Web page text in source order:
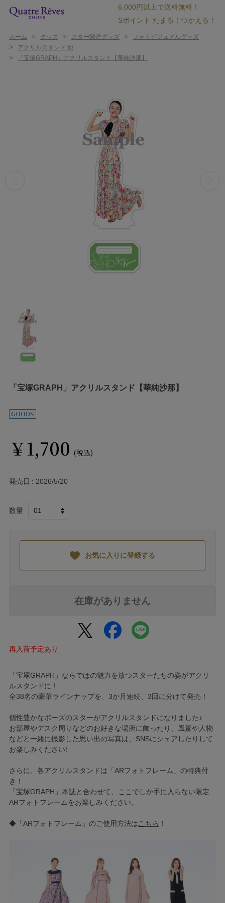
6,000円以上で送料無料！
Sポイント たまる！つかえる！
ホーム > グッズ > スター関連グッズ > フォトビジュアルグッズ
> アクリルスタンド 他
> 「宝塚GRAPH」アクリルスタンド【華純沙那】
「宝塚GRAPH」アクリルスタンド【華純沙那】
￥1,700 (税込)
発売日 2026/5/20
数量
お気に入りに登録する
在庫がありません
再入荷予定あり
「宝塚GRAPH」ならではの魅力を放つスターたちの姿がアクリ
ルスタンドに！
全38名の豪華ラインナップを、3か月連続、3回に分けて発売！
個性豊かなポーズのスターがアクリルスタンドになりました♪
お部屋やデスク周りなどのお好きな場所に飾ったり、風景や人物
などと一緒に撮影した思い出の写真は、SNSにシェアしたりして
お楽しみください!
さらに、各アクリルスタンドは「ARフォトフレーム」の特典付
き！
「宝塚GRAPH」本誌と合わせて、ここでしか手に入らない限定
ARフォトフレームをお楽しみください。
◆「ARフォトフレーム」のご使用方法はこちら ！